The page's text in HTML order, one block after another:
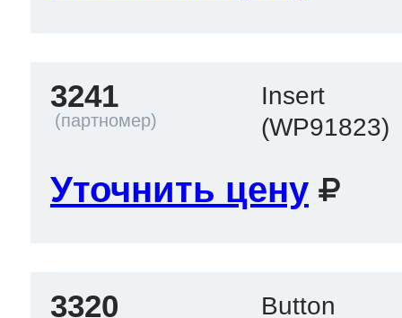
3241
Insert
(WP91823)
Уточнить цену
3320 Button